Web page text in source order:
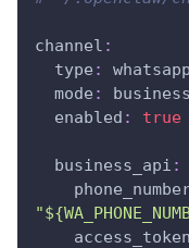
channel :
type :
whatsapp
mode :
enabled : true
business_api :
access_token